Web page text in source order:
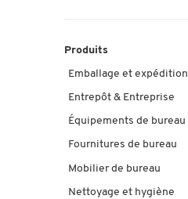
Produits
Emballage et expédition
Entrepôt & Entreprise
Équipements de bureau
Fournitures de bureau
Mobilier de bureau
Nettoyage et hygiène